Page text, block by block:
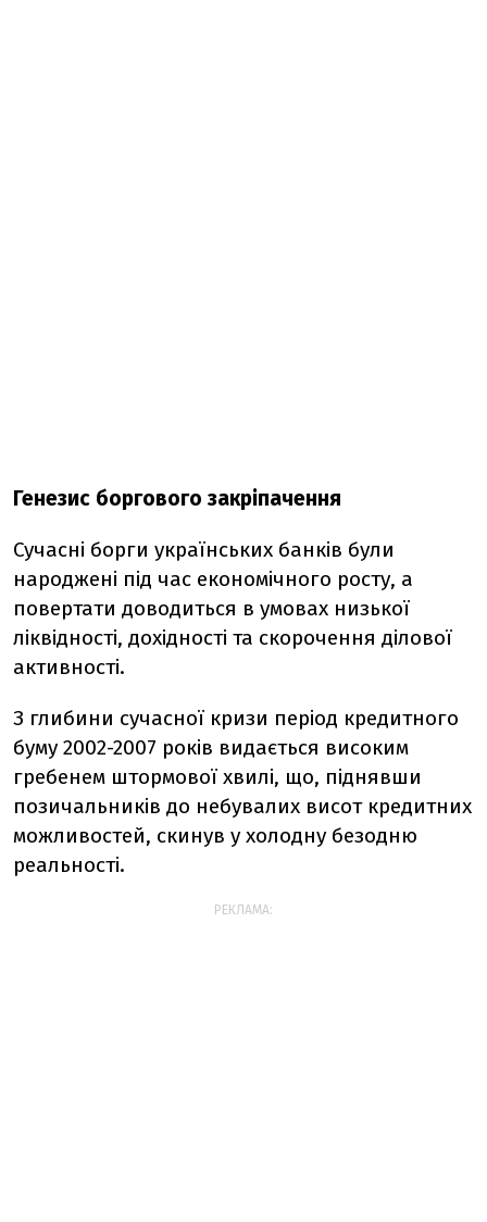
Генезис боргового закріпачення
Сучасні борги українських банків були
народжені під час економічного росту, а
повертати доводиться в умовах низької
ліквідності, дохідності та скорочення ділової
активності.
З глибини сучасної кризи період кредитного
буму 2002-2007 років видається високим
гребенем штормової хвилі, що, піднявши
позичальників до небувалих висот кредитних
можливостей, скинув у холодну безодню
реальності.
РЕКЛАМА: